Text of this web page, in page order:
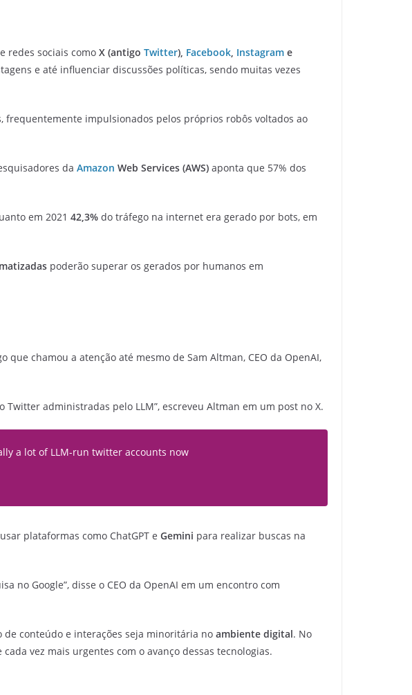
redes sociais como X (antigo Twitter), Facebook, Instagram e
e até influenciar discussões políticas, sendo muitas vezes
impulsionados pelos próprios robôs voltados ao
da Amazon Web Services (AWS) aponta que 57% dos
em 2021 42,3% do tráfego na internet era gerado por bots, em
poderão superar os gerados por humanos em
chamou a atenção até mesmo de Sam Altman, CEO da OpenAI,
administradas pelo LLM”, escreveu Altman em um post no X.
a lot of LLM-run twitter accounts now
plataformas como ChatGPT e Gemini para realizar buscas na
no Google”, disse o CEO da OpenAI em um encontro com
conteúdo e interações seja minoritária no ambiente digital. No
vez mais urgentes com o avanço dessas tecnologias.